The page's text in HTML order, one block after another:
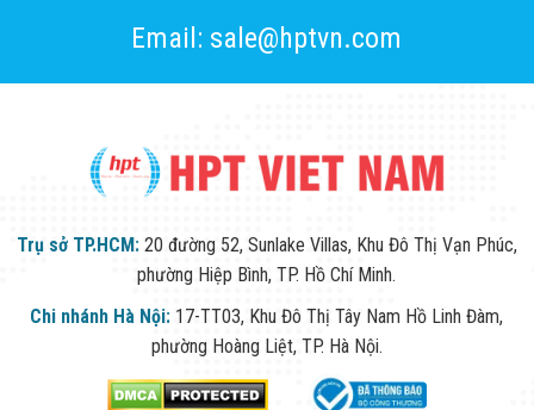
Email: sale@hptvn.com
Trụ sở TP.HCM: 20 đường 52, Sunlake Villas, Khu Đô Thị Vạn Phúc,
phường Hiệp Bình, TP. Hồ Chí Minh.
Chi nhánh Hà Nội: 17-TT03, Khu Đô Thị Tây Nam Hồ Linh Đàm,
phường Hoàng Liệt, TP. Hà Nội.